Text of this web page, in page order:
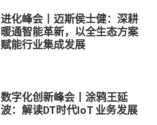
进化峰会丨迈斯侯士健：深耕
暖通智能革新，以全生态方案
赋能行业集成发展
数字化创新峰会丨涂鸦王延
波：解读DT时代IoT 业务发展